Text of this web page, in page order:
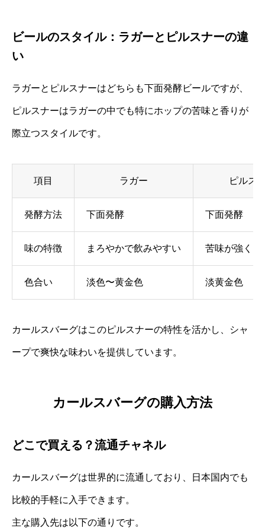
ビールのスタイル：ラガーとピルスナーの違
い
ラガーとピルスナーはどちらも下面発酵ビールですが、
ピルスナーはラガーの中でも特にホップの苦味と香りが
際立つスタイルです。
項目 ラガー ピルス
発酵方法 下面発酵 下面発酵
味の特徴 まろやかで飲みやすい 苦味が強くキ
色合い 淡色〜黄金色 淡黄金色
カールスバーグはこのピルスナーの特性を活かし、シャ
ープで爽快な味わいを提供しています。
カールスバーグの購入方法
どこで買える？流通チャネル
カールスバーグは世界的に流通しており、日本国内でも
比較的手軽に入手できます。
主な購入先は以下の通りです。